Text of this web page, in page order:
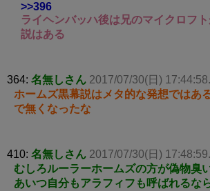
>>396
ライヘンバッハ後は兄のマイクロフ
説はある
364: 名無しさん 2017/07/30(日)
ホームズ黒幕説はメタ的な発想ではあ
で無くなったな
410: 名無しさん 2017/07/30(日)
むしろルーラーホームズの方が偽物臭
あいつ自分もアラフィフも呼ばれるな